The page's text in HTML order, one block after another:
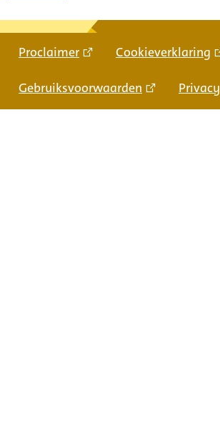
Proclaimer Cookieverklaring
Gebruiksvoorwaarden Privacy